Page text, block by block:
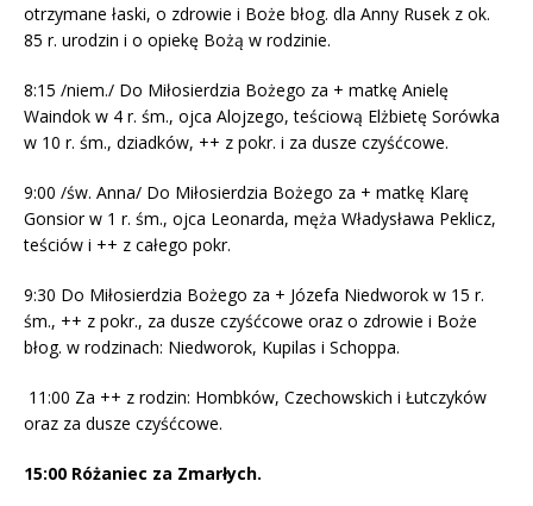
otrzymane łaski, o zdrowie i Boże błog. dla Anny Rusek z ok.
85 r. urodzin i o opiekę Bożą w rodzinie.
8:15 /niem./ Do Miłosierdzia Bożego za + matkę Anielę
Waindok w 4 r. śm., ojca Alojzego, teściową Elżbietę Sorówka
w 10 r. śm., dziadków, ++ z pokr. i za dusze czyśćcowe.
9:00 /św. Anna/ Do Miłosierdzia Bożego za + matkę Klarę
Gonsior w 1 r. śm., ojca Leonarda, męża Władysława Peklicz,
teściów i ++ z całego pokr.
9:30 Do Miłosierdzia Bożego za + Józefa Niedworok w 15 r.
śm., ++ z pokr., za dusze czyśćcowe oraz o zdrowie i Boże
błog. w rodzinach: Niedworok, Kupilas i Schoppa.
11:00 Za ++ z rodzin: Hombków, Czechowskich i Łutczyków
oraz za dusze czyśćcowe.
15:00 Różaniec za Zmarłych.